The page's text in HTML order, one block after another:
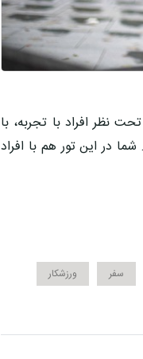
نظر افراد با تجربه، با
در این تور هم با افراد
سفر
ورزشکار